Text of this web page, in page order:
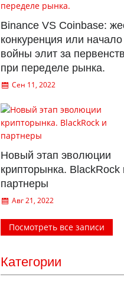
Binance VS Coinbase:
конкуренция или начало
войны элит за
при переделе рынка.
Сен 11, 2022
Новый этап эволюции
крипторынка. BlackRock
партнеры
Авг 21, 2022
Посмотреть все записи
Категории